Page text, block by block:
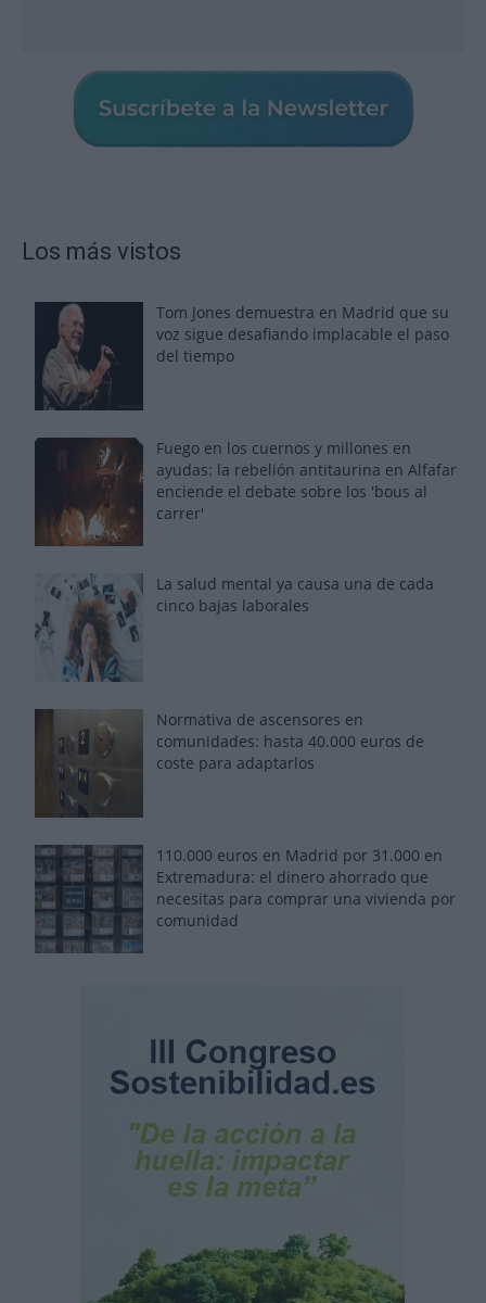
Los más vistos
Tom Jones demuestra en Madrid que su
voz sigue desafiando implacable el paso
del tiempo
Fuego en los cuernos y millones en
ayudas: la rebelión antitaurina en Alfafar
enciende el debate sobre los 'bous al
carrer'
La salud mental ya causa una de cada
cinco bajas laborales
Normativa de ascensores en
comunidades: hasta 40.000 euros de
coste para adaptarlos
110.000 euros en Madrid por 31.000 en
Extremadura: el dinero ahorrado que
necesitas para comprar una vivienda por
comunidad